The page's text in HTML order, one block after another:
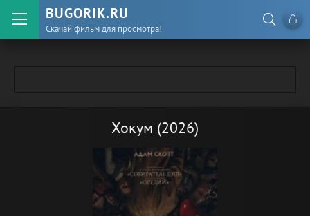
BUGORIK.RU
Скачай фильм для просмотра!
Хокум (2026)